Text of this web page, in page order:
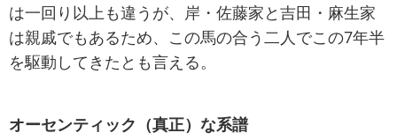
は一回り以上も違うが、岸・佐藤家と吉田・麻生家
は親戚でもあるため、この馬の合う二人でこの7年半
を駆動してきたとも言える。
オーセンティック（真正）な系譜